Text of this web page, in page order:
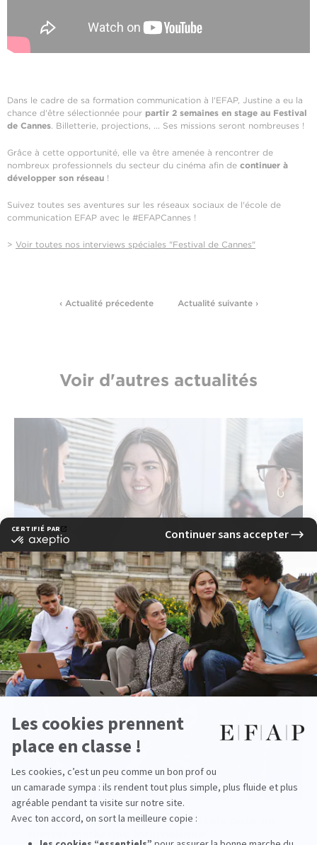
Dans le cadre de sa formation communication à l'EFAP, Justine a eu la
chance d'être sélectionnée pour partir 2 semaines en stage au Festival
de Cannes. Billetterie, projections, ... Ses missions seront nombreuses !
Grâce à cette opportunité, elle va être amenée à rencontrer de
nombreux professionnels du secteur du cinéma afin de continuer à
développer son réseau !
Suivez toutes ses aventures sur les réseaux sociaux de l'école de
communication EFAP avec le #EFAPCannes !
> Voir toutes nos interviews spéciales "Festival de Cannes"
‹ Actualité précedente Actualité suivante ›
Voir d'autres actualités
Quels métiers sont accessibles après une
formation événementiel Rennes à l'EFAP ?
lire la suite
Pourquoi l’EFAP est l’école idéale pour un